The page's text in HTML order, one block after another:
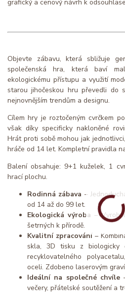
grafický a cenový návrh k
Objevte zábavu, která sbližuje
společenská hra, která baví
ekologickému přístupu a využití
starou jihočeskou hru převedli do
nejnovnějším trendům a designu.
Cílem hry je roztočeným cvrčkem
však díky specificky nakloněné
Hrát proti sobě mohou jak
hráče od 14 let. Kompletní pravidla
Balení obsahuje: 9+1 kuželek, 1
hrací plochu.
Rodinná zábava –
od 14 až do 99 let.
Ekologická výroba –
šetrných k přírodě.
Kvalitní zpracování –
skla, 3D tisku z biologicky
recyklovatelného
oceli. Zdobeno laserovým
Ideální na společné chvíle
večery, přátelské soutěžení a